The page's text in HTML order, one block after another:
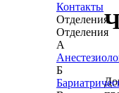
Контакты
Отделения
Отделения
А
Б